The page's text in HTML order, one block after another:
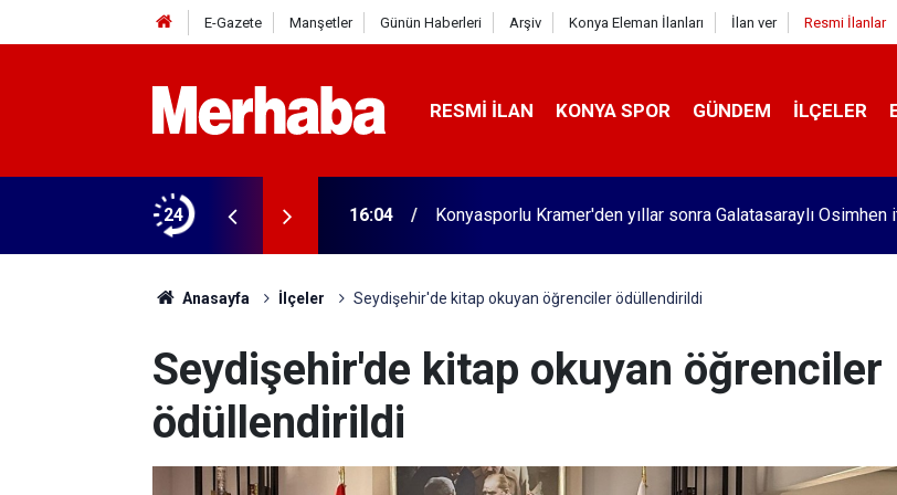
E-Gazete Manşetler Günün Haberleri Arşiv Konya Eleman İlanları İlan ver Resmi İlanlar
RESMI İLAN KONYA SPOR GÜNDEM İLÇELER
24
313 beygir motoru var 16:04 Konyasporlu Kramer'den yıllar sonra Galatasaraylı Osimhen
Anasayfa İlçeler Seydişehir'de kitap okuyan öğrenciler ödüllendirildi
Seydişehir'de kitap okuyan öğrenciler
ödüllendirildi